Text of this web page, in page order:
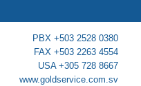
PBX +503 2528 0380
FAX +503 2263 4554
USA +305 728 8667
www.goldservice.com.sv